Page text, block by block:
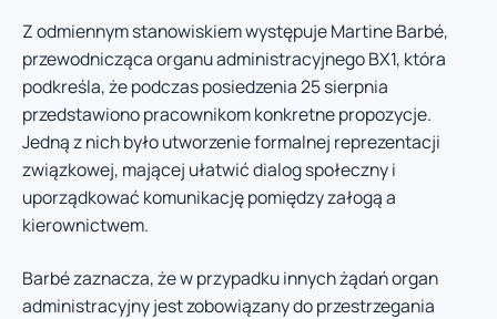
Z odmiennym stanowiskiem występuje Martine Barbé,
przewodnicząca organu administracyjnego BX1, która
podkreśla, że podczas posiedzenia 25 sierpnia
przedstawiono pracownikom konkretne propozycje.
Jedną z nich było utworzenie formalnej reprezentacji
związkowej, mającej ułatwić dialog społeczny i
uporządkować komunikację pomiędzy załogą a
kierownictwem.
Barbé zaznacza, że w przypadku innych żądań organ
administracyjny jest zobowiązany do przestrzegania